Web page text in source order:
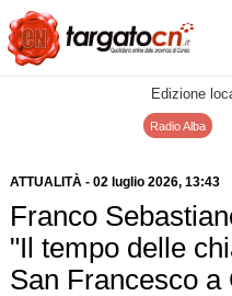
Edizione
Radio Alba
ATTUALITÀ- 02 luglio 2026, 13:43
Franco
"Il tempo delle
San Francesco a